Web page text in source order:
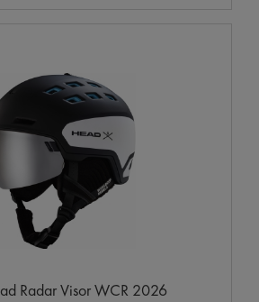
Radar Visor WCR 2026